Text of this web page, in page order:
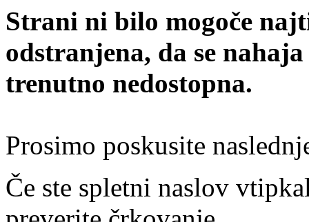
Strani ni bilo mogoče
odstranjena, da se
trenutno nedostopna.
Prosimo poskusite
Če ste spletni naslov